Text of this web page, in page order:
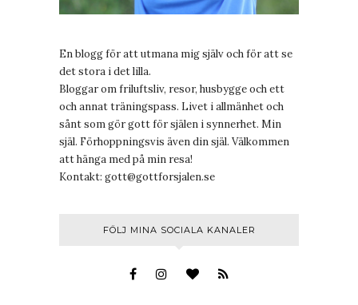
En blogg för att utmana mig själv och för att se
det stora i det lilla.
Bloggar om friluftsliv, resor, husbygge och ett
och annat träningspass. Livet i allmänhet och
sånt som gör gott för själen i synnerhet. Min
själ. Förhoppningsvis även din själ. Välkommen
att hänga med på min resa!
Kontakt: gott@gottforsjalen.se
FÖLJ MINA SOCIALA KANALER